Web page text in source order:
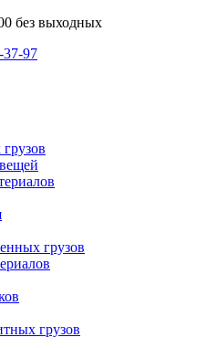
без выходных
37-97
грузов
грузов